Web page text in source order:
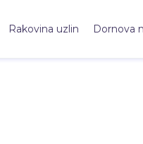
Rakovina uzlin Dornova